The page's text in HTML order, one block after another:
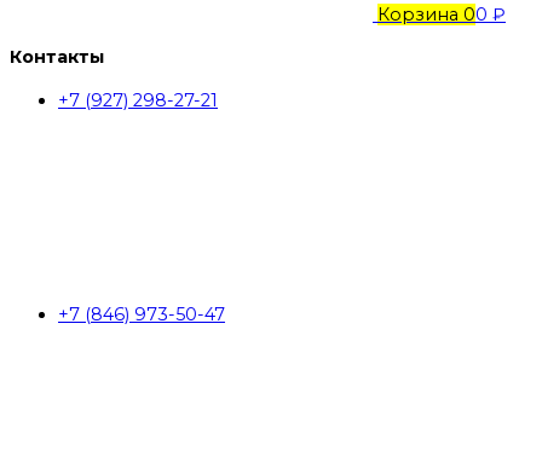
Корзина 00 ₽
Контакты
+7 (927) 298-27-21
+7 (846) 973-50-47